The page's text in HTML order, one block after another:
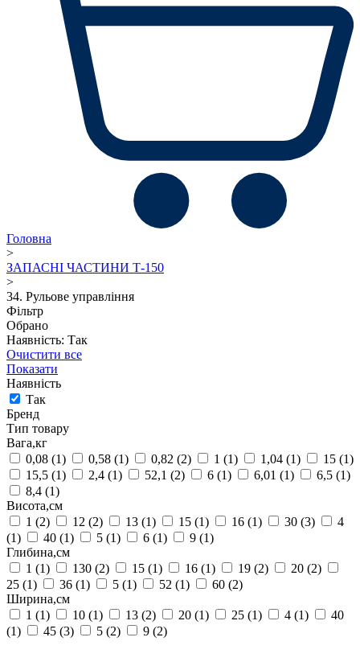
Головна
>
ЗАПАСНІ ЧАСТИНИ Т-150
>
34. Рульове управління
Фільтр
Обрано
Наявність: Так
Очистити все
Показати
Наявність
Так
Бренд
Тип товару
Вага,кг
0,08 (1) 0,58 (1) 0,82 (2) 1 (1) 1,04 (1) 15 (1)
15,5 (1) 2,4 (1) 52,1 (2) 6 (1) 6,01 (1) 6,5 (1)
8,4 (1)
Висота,см
1 (2) 12 (2) 13 (1) 15 (1) 16 (1) 30 (3)
4
(1)
40 (1) 5 (1) 6 (1) 9 (1)
Глибина,см
1 (1) 130 (2) 15 (1) 16 (1) 19 (2) 20 (2)
25 (1) 36 (1) 5 (1) 52 (1) 60 (2)
Ширина,см
1 (1) 10 (1) 13 (2) 20 (1) 25 (1) 4 (1)
40
(1)
45 (3) 5 (2) 9 (2)